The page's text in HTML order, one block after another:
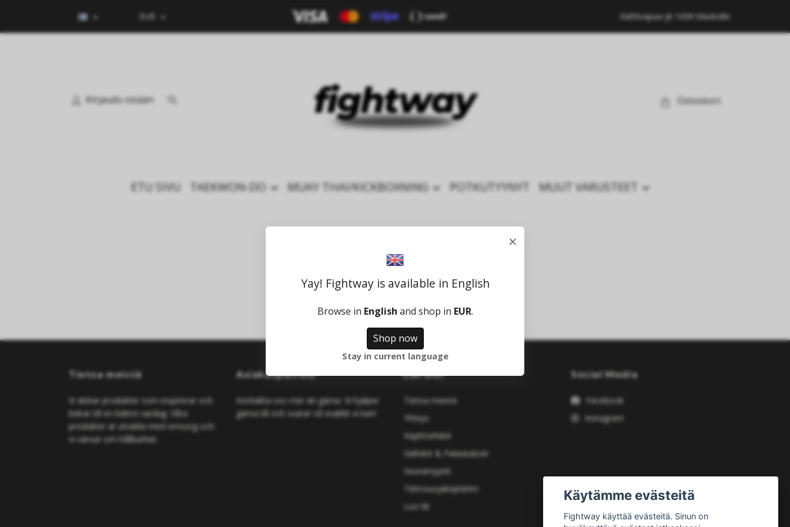
EUR Rahtivapaa yli 100€ tilauksille
Kirjaudu sisään Ostoskori
ETU SIVU TAEKWON-DO MUAY THAI/KICKBOXNING POTKUTYYNYT MUUT VARUSTEET
Tatamit
Tietoa meistä
Vi älskar produkter som inspirerar och
bidrar till en bättre vardag. Våra
produkter är utvalda med omsorg och
vi värnar om hållbarhet.
Asiakaspalvelu
Kontakta oss mer än gärna. Vi hjälper
gärna till och svarar så snabbt vi kan!
Läs mer
Tietoa meistä
Yhteys
Käyttöehdot
Vaihdot & Palautukset
Seuramyynti
Tietosuojakäytäntö
Luo tili
Social Media
Facebook
Instagram
×
Yay! Fightway is available in English
Browse in English and shop in EUR.
Shop now
Stay in current language
Käytämme evästeitä
Fightway käyttää evästeitä. Sinun on